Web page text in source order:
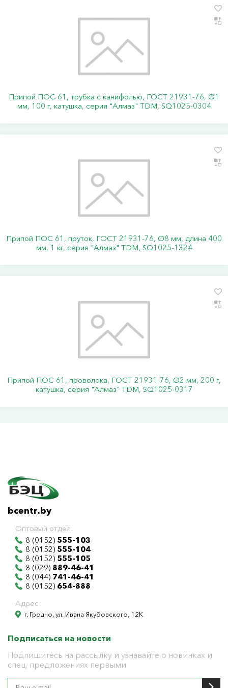
Припой ПОС 61, трубка с канифолью, ГОСТ 21931-76, Ø1
мм, 100 г, катушка, серия "Алмаз" TDM, SQ1025-0304
Припой ПОС 61, пруток, ГОСТ 21931-76, Ø8 мм, длина 400
мм, 1 кг, серия "Алмаз" TDM, SQ1025-1324
Припой ПОС 61, проволока, ГОСТ 21931-76, Ø2 мм, 200 г,
катушка, серия "Алмаз" TDM, SQ1025-0317
bcentr.by
Оптовый отдел:
8 (0152) 555-103
8 (0152) 555-104
8 (0152) 555-105
8 (029) 889-46-41
8 (044) 741-46-41
8 (0152) 654-888
Адрес:
г. Гродно, ул. Ивана Якубовского, 12К
Подписаться на новости
Подпишитесь на рассылку и узнавайте о новинках и
спец. предложениях первыми